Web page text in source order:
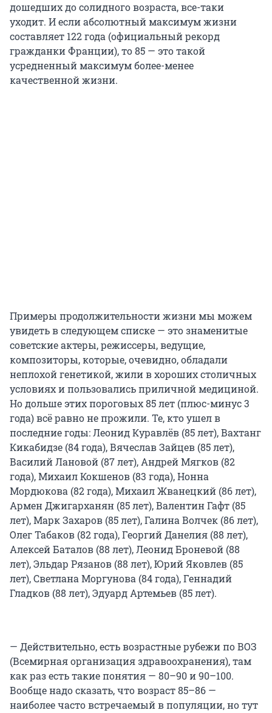
дошедших до солидного возраста, все-таки
уходит. И если абсолютный максимум жизни
составляет 122 года (официальный рекорд
гражданки Франции), то 85 — это такой
усредненный максимум более-менее
качественной жизни.
Примеры продолжительности жизни мы можем
увидеть в следующем списке — это знаменитые
советские актеры, режиссеры, ведущие,
композиторы, которые, очевидно, обладали
неплохой генетикой, жили в хороших столичных
условиях и пользовались приличной медициной.
Но дольше этих пороговых 85 лет (плюс-минус 3
года) всё равно не прожили. Те, кто ушел в
последние годы: Леонид Куравлёв (85 лет), Вахтанг
Кикабидзе (84 года), Вячеслав Зайцев (85 лет),
Василий Лановой (87 лет), Андрей Мягков (82
года), Михаил Кокшенов (83 года), Нонна
Мордюкова (82 года), Михаил Жванецкий (86 лет),
Армен Джигарханян (85 лет), Валентин Гафт (85
лет), Марк Захаров (85 лет), Галина Волчек (86 лет),
Олег Табаков (82 года), Георгий Данелия (88 лет),
Алексей Баталов (88 лет), Леонид Броневой (88
лет), Эльдар Рязанов (88 лет), Юрий Яковлев (85
лет), Светлана Моргунова (84 года), Геннадий
Гладков (88 лет), Эдуард Артемьев (85 лет).
— Действительно, есть возрастные рубежи по ВОЗ
(Всемирная организация здравоохранения), там
как раз есть такие понятия — 80–90 и 90–100.
Вообще надо сказать, что возраст 85–86 —
наиболее часто встречаемый в популяции, но тут